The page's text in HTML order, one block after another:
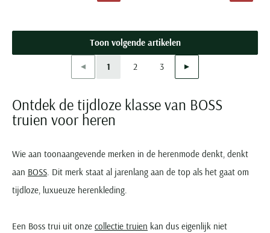
Toon volgende artikelen
Vorige
1 2
Page
3 Volgende
Ontdek de tijdloze klasse van BOSS
truien voor heren
Wie aan toonaangevende merken in de herenmode denkt, denkt
aan BOSS . Dit merk staat al jarenlang aan de top als het gaat om
tijdloze, luxueuze herenkleding.
Een Boss trui uit onze collectie truien kan dus eigenlijk niet